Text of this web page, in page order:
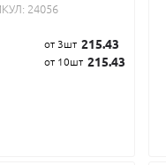
24056
от 3шт 215.43
от 10шт 215.43